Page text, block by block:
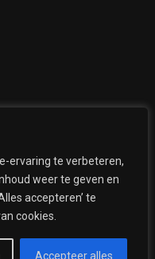
ervaring te verbeteren,
weer te geven en
accepteren’ te
cookies.
Accepteer alles